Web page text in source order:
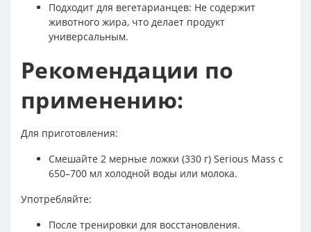
Подходит для вегетарианцев: Не содержит
животного жира, что делает продукт
универсальным.
Рекомендации по
применению:
Для приготовления:
Смешайте 2 мерные ложки (330 г) Serious Mass с
650–700 мл холодной воды или молока.
Употребляйте:
После тренировки для восстановления.